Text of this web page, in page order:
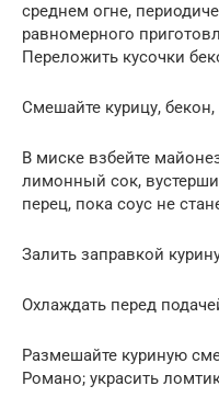
среднем огне,
равномерного
Переложить кусочки
Смешайте курицу,
В миске взбейте
лимонный сок,
перец, пока соус не
Залить заправкой
Охлаждать перед
Размешайте куриную
Романо; украсить